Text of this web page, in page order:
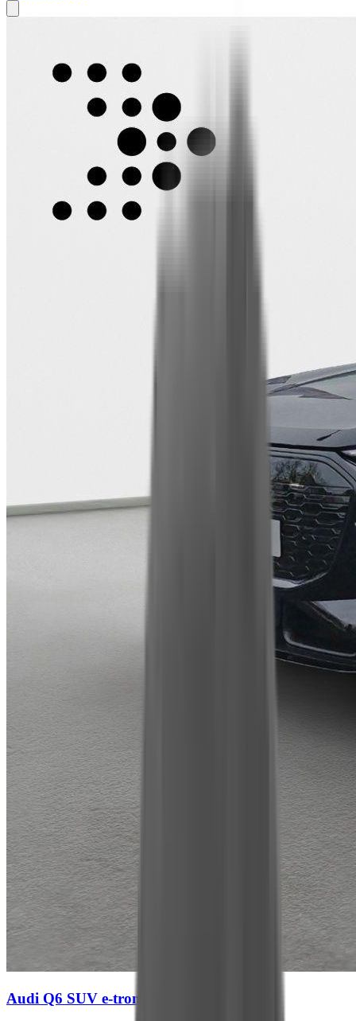
Audi Q6 SUV e-tron